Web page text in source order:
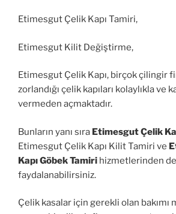
Etimesgut Çelik Kapı Tamiri,
Etimesgut Kilit Değiştirme,
Etimesgut Çelik Kapı, birçok çilingir
zorlandığı çelik kapıları kolaylıkla ve
vermeden açmaktadır.
Bunların yanı sıra Etimesgut Çelik
Etimesgut Çelik Kapı Kilit Tamiri ve
Kapı Göbek Tamiri hizmetlerinden de
faydalanabilirsiniz.
Çelik kasalar için gerekli olan bakımı